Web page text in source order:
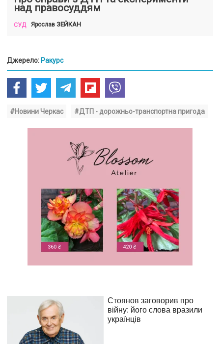
над правосуддям
СУД Ярослав ЗЕЙКАН
Джерело: Ракурс
#Новини Черкас #ДТП - дорожньо-транспортна пригода